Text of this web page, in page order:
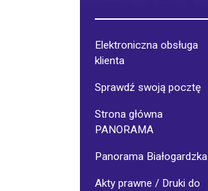
Elektroniczna obsługa
klienta
Sprawdź swoją pocztę
Strona główna
PANORAMA
Panorama Białogardzka
Akty prawne / Druki do